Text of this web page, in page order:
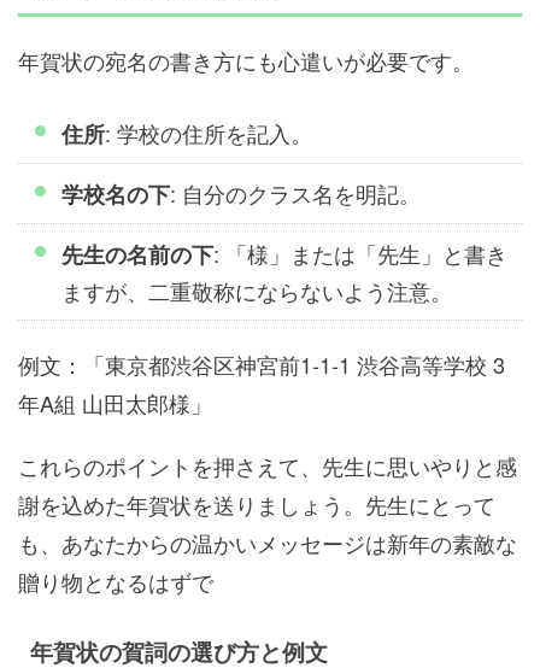
年賀状の宛名の書き方にも心遣いが必要です。
住所: 学校の住所を記入。
学校名の下: 自分のクラス名を明記。
先生の名前の下: 「様」または「先生」と書き
ますが、二重敬称にならないよう注意。
例文：「東京都渋谷区神宮前1-1-1 渋谷高等学校 3
年A組 山田太郎様」
これらのポイントを押さえて、先生に思いやりと感
謝を込めた年賀状を送りましょう。先生にとって
も、あなたからの温かいメッセージは新年の素敵な
贈り物となるはずで
年賀状の賀詞の選び方と例文